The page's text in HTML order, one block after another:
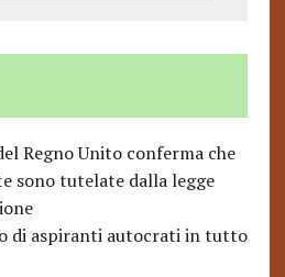
Regno Unito conferma che
sono tutelate dalla legge
di aspiranti autocrati in tutto